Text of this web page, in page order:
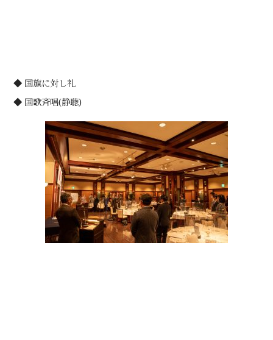
◆ 国旗に対し礼
◆ 国歌斉唱(静聴)